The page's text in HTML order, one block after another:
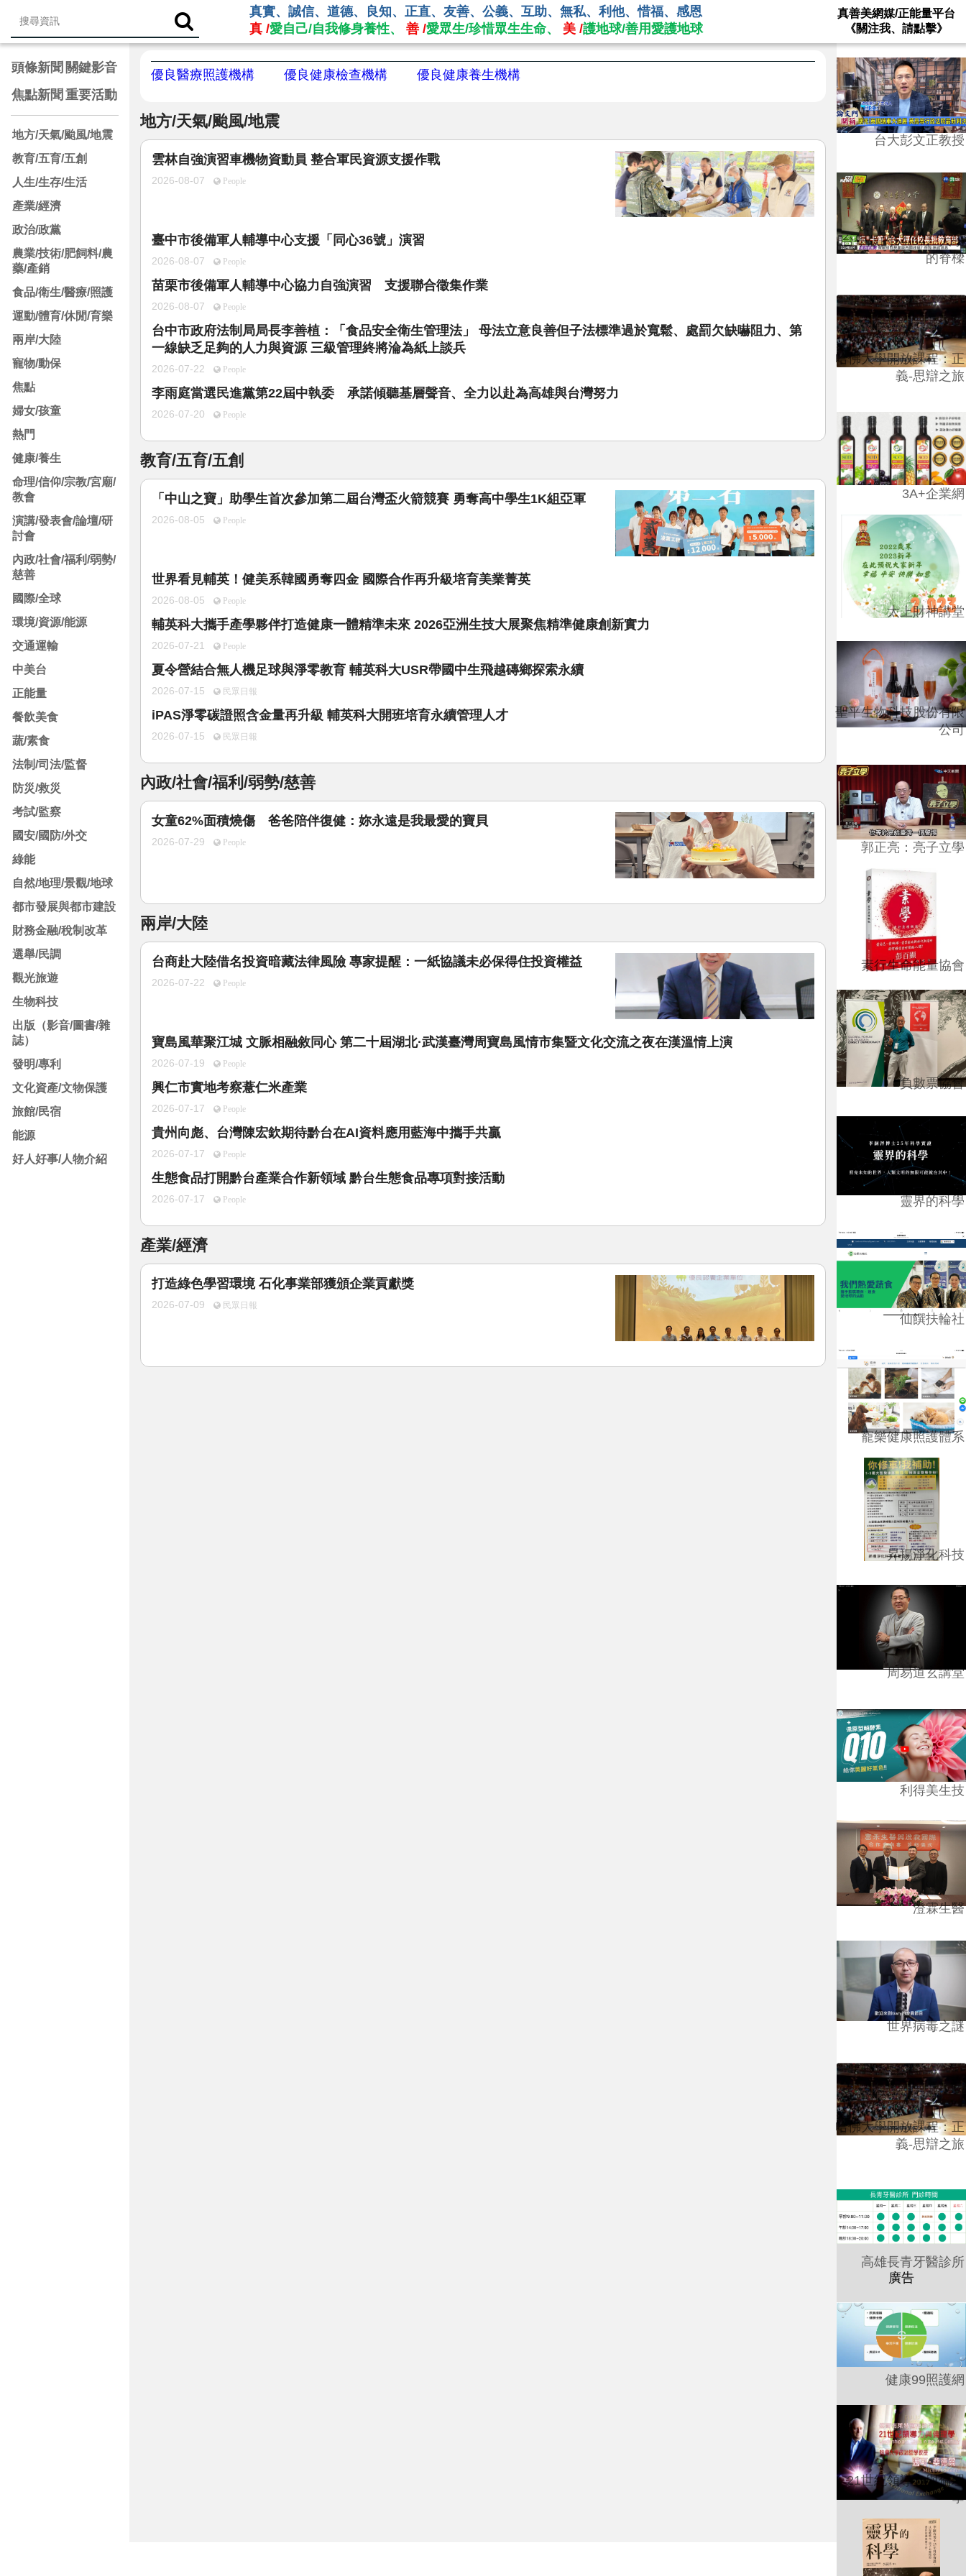
真實、誠信、道德、良知、正直、友善、公義、互助、無私、利他、惜福、感恩
真 /愛自己/自我修身養性、 善 /愛眾生/珍惜眾生生命、 美 /護地球/善用愛護地球
真善美網媒/正能量平台
《關注我、請點擊》
頭條新聞 關鍵影音
焦點新聞 重要活動
地方/天氣/颱風/地震
教育/五育/五創
人生/生存/生活
產業/經濟
政治/政黨
農業/技術/肥飼料/農
藥/產銷
食品/衛生/醫療/照護
運動/體育/休閒/育樂
兩岸/大陸
寵物/動保
焦點
婦女/孩童
熱門
健康/養生
命理/信仰/宗教/宮廟/
教會
演講/發表會/論壇/研
討會
內政/社會/福利/弱勢/
慈善
國際/全球
環境/資源/能源
交通運輸
中美台
正能量
餐飲美食
蔬/素食
法制/司法/監督
防災/救災
考試/監察
國安/國防/外交
綠能
自然/地理/景觀/地球
都市發展與都市建設
財務金融/稅制改革
選舉/民調
觀光旅遊
生物科技
出版（影音/圖書/雜
誌）
發明/專利
文化資產/文物保護
旅館/民宿
能源
好人好事/人物介紹
優良醫療照護機構 優良健康檢查機構 優良健康養生機構
地方/天氣/颱風/地震
雲林自強演習車機物資動員 整合軍民資源支援作戰
2026-08-07 People
臺中市後備軍人輔導中心支援「同心36號」演習
2026-08-07 People
苗栗市後備軍人輔導中心協力自強演習 支援聯合徵集作業
2026-08-07 People
台中市政府法制局局長李善植：「食品安全衛生管理法」 母法立意良善但子法標準過於寬鬆、處罰欠缺嚇阻力、第
一線缺乏足夠的人力與資源 三級管理終將淪為紙上談兵
2026-07-22 People
李雨庭當選民進黨第22屆中執委 承諾傾聽基層聲音、全力以赴為高雄與台灣努力
2026-07-20 People
教育/五育/五創
「中山之寶」助學生首次參加第二屆台灣盃火箭競賽 勇奪高中學生1K組亞軍
2026-08-05 People
世界看見輔英！健美系韓國勇奪四金 國際合作再升級培育美業菁英
2026-08-05 People
輔英科大攜手產學夥伴打造健康一體精準未來 2026亞洲生技大展聚焦精準健康創新實力
2026-07-21 People
夏令營結合無人機足球與淨零教育 輔英科大USR帶國中生飛越磚鄉探索永續
2026-07-15 民眾日報
iPAS淨零碳證照含金量再升級 輔英科大開班培育永續管理人才
2026-07-15 民眾日報
內政/社會/福利/弱勢/慈善
女童62%面積燒傷 爸爸陪伴復健：妳永遠是我最愛的寶貝
2026-07-29 People
兩岸/大陸
台商赴大陸借名投資暗藏法律風險 專家提醒：一紙協議未必保得住投資權益
2026-07-22 People
寶島風華聚江城 文脈相融敘同心 第二十屆湖北·武漢臺灣周寶島風情市集暨文化交流之夜在漢溫情上演
2026-07-19 People
興仁市實地考察薏仁米產業
2026-07-17 People
貴州向彪、台灣陳宏欽期待黔台在AI資料應用藍海中攜手共贏
2026-07-17 People
生態食品打開黔台產業合作新領域 黔台生態食品專項對接活動
2026-07-17 People
產業/經濟
打造綠色學習環境 石化事業部獲頒企業貢獻獎
2026-07-09 民眾日報
台大彭文正教授
台學版的54/64》大學
的脊樑
哈佛大學開放課程：正
義-思辯之旅
3A+企業網
太上財神講堂
聖平生物科技股份有限
公司
郭正亮：亮子立學
素行生命能量協會
負數票協會
靈界的科學
仙饌扶輪社
寵樂健康照護體系
昇揚淨化科技
周易道玄講堂
利得美生技
澄霖生醫
世界病毒之謎
哈佛大學開放課程：正
義-思辯之旅
高雄長青牙醫診所
健康99照護網
21世紀領導力與倫理
學